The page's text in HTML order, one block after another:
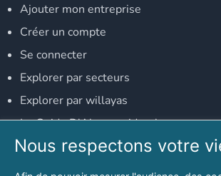
Ajouter mon entreprise
Créer un compte
Se connecter
Explorer par secteurs
Explorer par willayas
Le Guide D'Alger, guide-alger.com
NOS RÉSEAUX SOCIAUX
Nous respectons votre